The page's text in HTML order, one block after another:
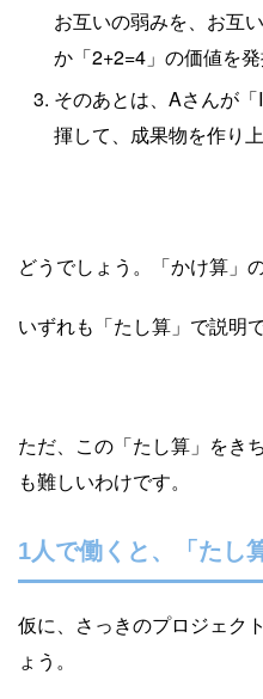
お互いの弱みを、お互
か「2+2=4」の価値を発
そのあとは、Aさんが
揮して、成果物を作り
どうでしょう。「かけ算」
いずれも「たし算」で説明
ただ、この「たし算」をき
も難しいわけです。
1人で働くと、「たし
仮に、さっきのプロジェク
ょう。